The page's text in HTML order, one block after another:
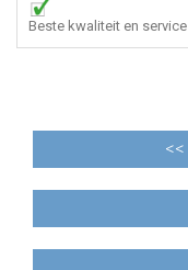
Beste kwaliteit en service
<<